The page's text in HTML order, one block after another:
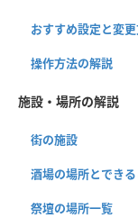
おすすめ設定と変
操作方法の解説
施設・場所の解説
街の施設
酒場の場所とできる
祭壇の場所一覧